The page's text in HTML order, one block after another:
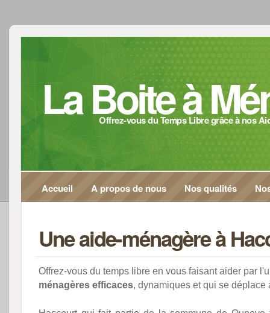
La Boite à
Offrez-vous du Temps Libre grâce à nos
Accueil A propos de nous Nos qualités
Une aide-ménagère à
Offrez-vous du temps libre en vous faisant aider par
ménagères efficaces, dynamiques et qui se déplace